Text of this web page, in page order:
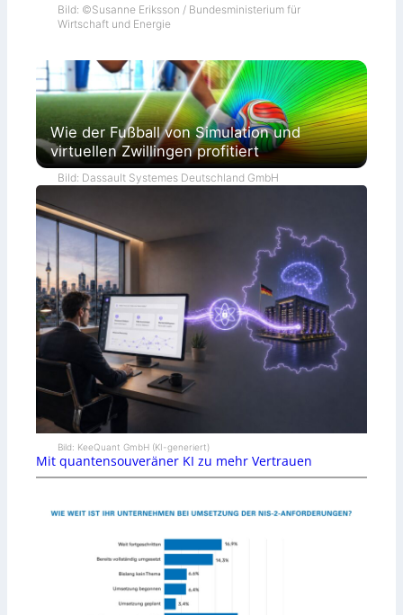
Bild: ©Susanne Eriksson / Bundesministerium für
Wirtschaft und Energie
Wie der Fußball von Simulation und
virtuellen Zwillingen profitiert
Bild: Dassault Systemes Deutschland GmbH
Bild: KeeQuant GmbH (KI-generiert)
Mit quantensouveräner KI zu mehr Vertrauen